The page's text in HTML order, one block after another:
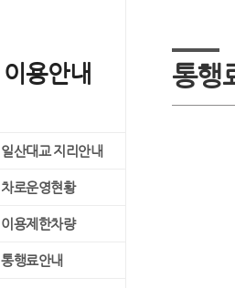
이용안내
일산대교 지리안내
차로운영현황
이용제한차량
통행료안내
교통정보
실시간 교통정보
교통관리 시스템 소개
홍보관
일산대교 갤러리
홍보 동영상
언론 속 일산대교
자료실
관광정보
관광명소
축제정보
문화유적
맛집정보
고객광장
공지사항
고객의 소리
FAQ
회사소개
대표이사 인사말
사업개요
사업추진경과
운영조직
협력업체
입찰공고
통행